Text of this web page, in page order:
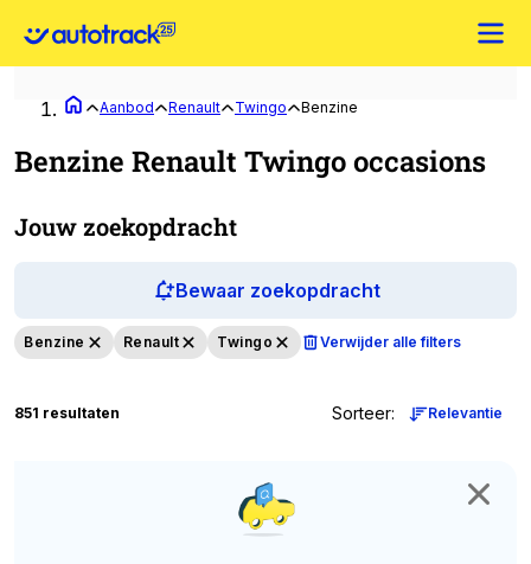
Aanbod Renault Twingo Benzine
Benzine Renault Twingo occasions
Jouw zoekopdracht
Bewaar zoekopdracht
Benzine Renault Twingo Verwijder alle filters
851 resultaten Sorteer: Relevantie